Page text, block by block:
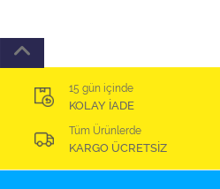
15 gün içinde
KOLAY İADE
Tüm Ürünlerde
KARGO ÜCRETSİZ